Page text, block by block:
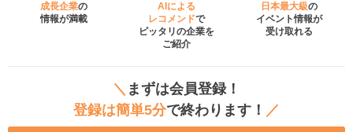
成長企業の
情報が満載
AIによる
レコメンドで
ピッタリの企業を
ご紹介
日本最大級の
イベント情報が
受け取れる
＼ まずは会員登録！
登録は簡単5分で終わります！ ／